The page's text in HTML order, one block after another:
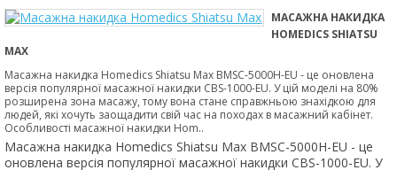
МАСАЖНА НАКИДКА
HOMEDICS SHIATSU
MAX
Масажна накидка Homedics Shiatsu Max BMSC-5000H-EU - це оновлена
версія популярної масажної накидки CBS-1000-EU. У цій моделі на 80%
розширена зона масажу, тому вона стане справжньою знахідкою для
людей, які хочуть заощадити свій час на походах в масажний кабінет.
Особливості масажної накидки Hom..
Масажна накидка Homedics Shiatsu Max BMSC-5000H-EU - це
оновлена версія популярної масажної накидки CBS-1000-EU. У